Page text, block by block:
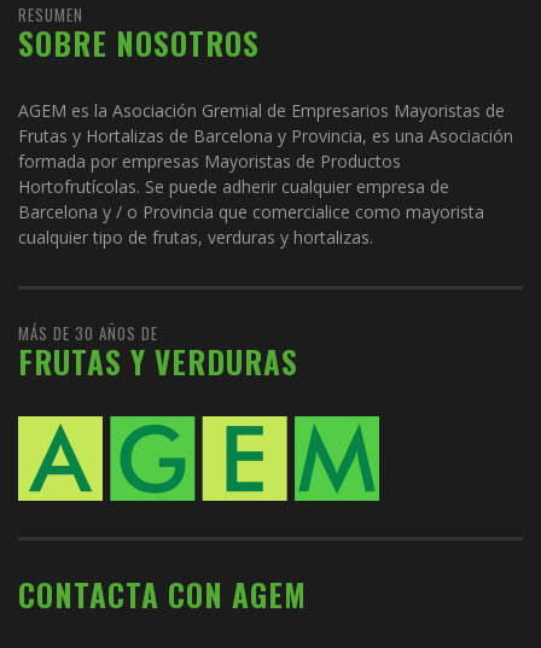
RESUMEN
SOBRE NOSOTROS
AGEM es la Asociación Gremial de Empresarios Mayoristas de
Frutas y Hortalizas de Barcelona y Provincia, es una Asociación
formada por empresas Mayoristas de Productos
Hortofrutícolas. Se puede adherir cualquier empresa de
Barcelona y / o Provincia que comercialice como mayorista
cualquier tipo de frutas, verduras y hortalizas.
MÁS DE 30 AÑOS DE
FRUTAS Y VERDURAS
CONTACTA CON AGEM